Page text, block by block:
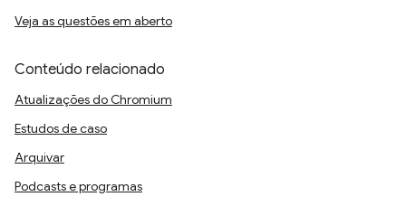
Veja as questões em aberto
Conteúdo relacionado
Atualizações do Chromium
Estudos de caso
Arquivar
Podcasts e programas